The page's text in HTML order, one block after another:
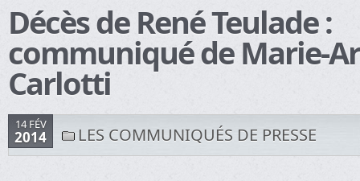
Décès de René Teulade :
communiqué de Marie-
Carlotti
14 FÉV
2014 LES COMMUNIQUÉS DE PRESSE